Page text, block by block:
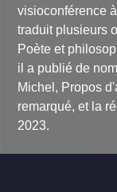
visioconférence
traduit plusieurs
Poète et
il a publié de
Michel, Propos
remarqué, et la
2023.